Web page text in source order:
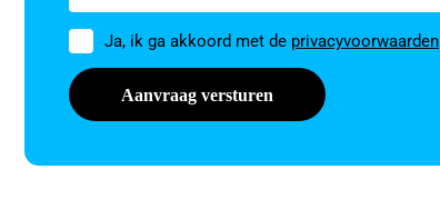
Toestemming
Ja, ik ga akkoord met de privacyvoorwaarden